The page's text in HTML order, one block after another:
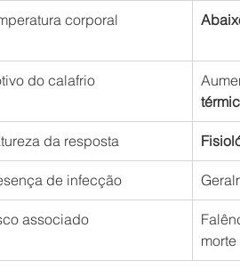
corporal
do calafrio
da resposta
de infecção
associado
morte